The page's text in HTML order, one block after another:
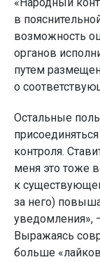
в
возможность
органов
путем
о
Остальные
контроля.
меня это тоже
к
за него)
уведомления»,
Выражаясь
больше